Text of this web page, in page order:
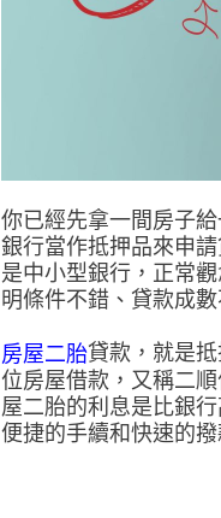
你已經先拿一間房子
銀行當作抵押品來申
是中小型銀行，正常
明條件不錯、貸款成
房屋二胎貸款，就是
位房屋借款，又稱二
屋二胎的利息是比銀
便捷的手續和快速的撥